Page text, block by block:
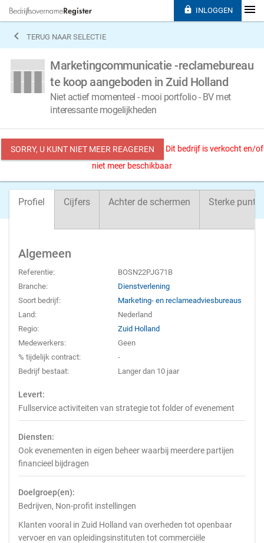
 TERUG NAAR SELECTIE
Marketingcommunicatie -reclamebureau
te koop aangeboden in Zuid Holland
Niet actief momenteel - mooi portfolio - BV met
interessante mogelijkheden
SORRY, U KUNT NIET MEER REAGEREN
Dit bedrijf is verkocht en/of
niet meer beschikbaar
Profiel Cijfers Achter de schermen Sterke
Algemeen
Referentie:
BOSN22PJG71B
Branche:
Dienstverlening
Soort bedrijf:
Marketing- en reclameadviesbureaus
Land:
Nederland
Regio:
Zuid Holland
Medewerkers:
Geen
% tijdelijk contract:
-
Bedrijf bestaat:
Langer dan 10 jaar
Levert:
Fullservice activiteiten van strategie tot folder of evenement
Diensten:
Ook evenementen in eigen beheer waarbij meerdere partijen
financieel bijdragen
Doelgroep(en):
Bedrijven, Non-profit instellingen
Klanten vooral in Zuid Holland van overheden tot openbaar
vervoer en van opleidingsinstituten tot commerciële
 INLOGGEN